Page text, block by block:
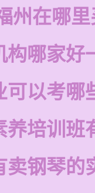
州在哪
构哪家好
可以考哪
养培训班
卖钢琴的